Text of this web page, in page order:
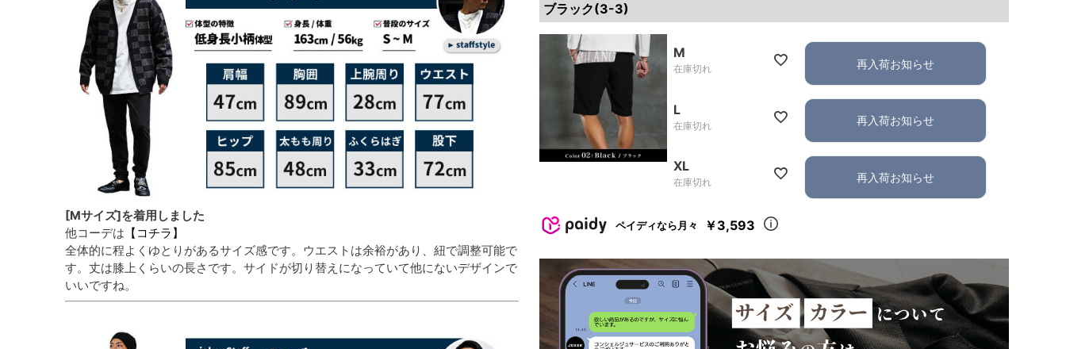
[Mサイズ]を着用しました
他コーデは 【コチラ】
全体的に程よくゆとりがあるサイズ感です。ウエストは余裕があり、紐で調整可能で
す。丈は膝上くらいの長さです。サイドが切り替えになっていて他にないデザインで
いいですね。
ブラック(3-3)
M
在庫切れ 再入荷お知らせ
L
在庫切れ 再入荷お知らせ
XL
在庫切れ 再入荷お知らせ
ペイディなら月々 ￥3,593